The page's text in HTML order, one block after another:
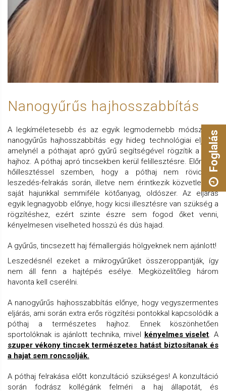
Nanogyűrűs hajhosszabbítás
A legkíméletesebb és az egyik legmodernebb módszer, a
nanogyűrűs hajhosszabbítás egy hideg technológiai eljárás,
amelynél a póthajat apró gyűrű segítségével rögzítik a saját
hajhoz. A póthaj apró tincsekben kerül felillesztésre. Előnyei a
hőillesztéssel szemben, hogy a póthaj nem rövidül a
leszedés-felrakás során, illetve nem érintkezik közvetlenül a
saját hajunkkal semmiféle kötőanyag, oldószer. Az eljárás
egyik legnagyobb előnye, hogy kicsi illesztésre van szükség a
rögzítéshez, ezért szinte észre sem fogod őket venni,
kényelmesen viselheted hosszú és dús hajad.
A gyűrűs, tincsezett haj fémallergiás hölgyeknek nem ajánlott!
Leszedésnél ezeket a mikrogyűrűket összeroppantják, így
nem áll fenn a hajtépés esélye. Megközelítőleg három
havonta kell cserélni.
A nanogyűrűs hajhosszabbítás előnye, hogy vegyszermentes
eljárás, ami során extra erős rögzítési pontokkal kapcsolódik a
póthaj a természetes hajhoz. Ennek köszönhetően
sportolóknak is ajánlott technika, mivel kényelmes viselet. A
szuper vékony tincsek természetes hatást biztosítanak és
a hajat sem roncsolják.
A póthaj felrakása előtt konzultáció szükséges! A konzultáció
során fodrász kollégánk felméri a haj állapotát, és
Foglalás